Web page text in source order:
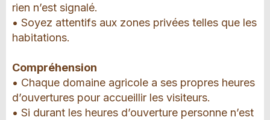
rien n’est signalé.
• Soyez attentifs aux zones privées telles que les
habitations.
Compréhension
• Chaque domaine agricole a ses propres heures
d’ouvertures pour accueillir les visiteurs.
• Si durant les heures d’ouverture personne n’est